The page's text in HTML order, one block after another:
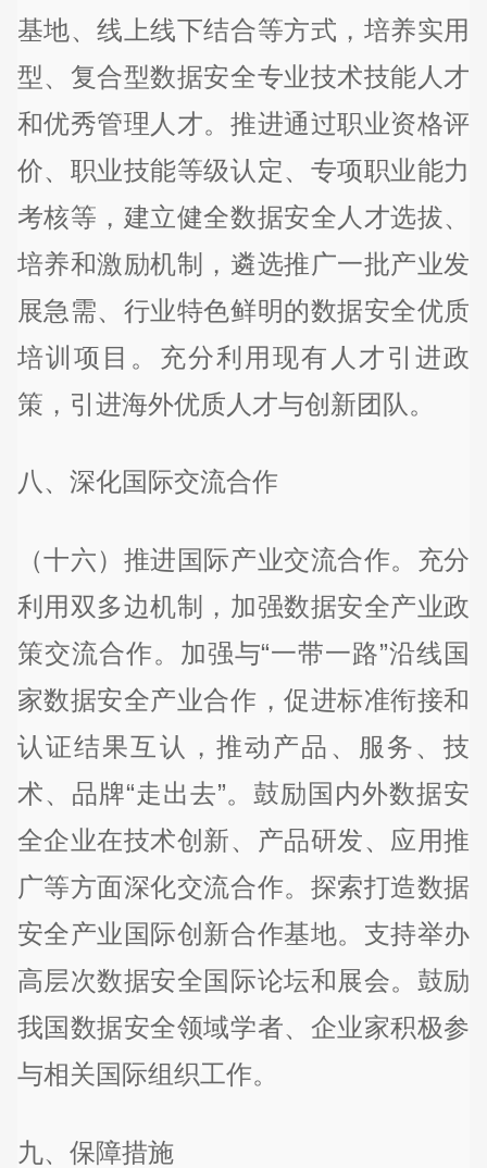
基地、线上线下结合等方式，培养实用
型、复合型数据安全专业技术技能人才
和优秀管理人才。推进通过职业资格评
价、职业技能等级认定、专项职业能力
考核等，建立健全数据安全人才选拔、
培养和激励机制，遴选推广一批产业发
展急需、行业特色鲜明的数据安全优质
培训项目。充分利用现有人才引进政
策，引进海外优质人才与创新团队。
八、深化国际交流合作
（十六）推进国际产业交流合作。充分
利用双多边机制，加强数据安全产业政
策交流合作。加强与“一带一路”沿线国
家数据安全产业合作，促进标准衔接和
认证结果互认，推动产品、服务、技
术、品牌“走出去”。鼓励国内外数据安
全企业在技术创新、产品研发、应用推
广等方面深化交流合作。探索打造数据
安全产业国际创新合作基地。支持举办
高层次数据安全国际论坛和展会。鼓励
我国数据安全领域学者、企业家积极参
与相关国际组织工作。
九、保障措施